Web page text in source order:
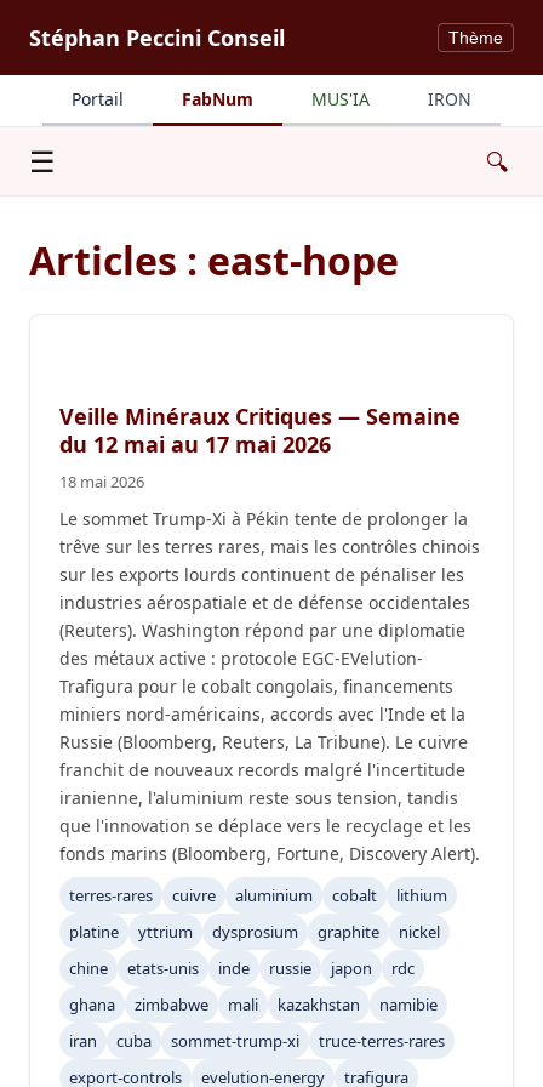
Stéphan Peccini Conseil Thème
Portail FabNum MUS'IA IRON
☰ 🔍
Articles : east-hope
Veille Minéraux Critiques — Semaine
du 12 mai au 17 mai 2026
18 mai 2026
Le sommet Trump-Xi à Pékin tente de prolonger la
trêve sur les terres rares, mais les contrôles chinois
sur les exports lourds continuent de pénaliser les
industries aérospatiale et de défense occidentales
(Reuters). Washington répond par une diplomatie
des métaux active : protocole EGC-EVelution-
Trafigura pour le cobalt congolais, financements
miniers nord-américains, accords avec l'Inde et la
Russie (Bloomberg, Reuters, La Tribune). Le cuivre
franchit de nouveaux records malgré l'incertitude
iranienne, l'aluminium reste sous tension, tandis
que l'innovation se déplace vers le recyclage et les
fonds marins (Bloomberg, Fortune, Discovery Alert).
terres-rares cuivre aluminium cobalt
lithium
platine
yttrium dysprosium graphite
nickel
chine
etats-unis inde russie japon
rdc
ghana
zimbabwe mali kazakhstan
namibie
iran
cuba sommet-trump-xi
truce-terres-rares
export-controls
evelution-energy trafigura